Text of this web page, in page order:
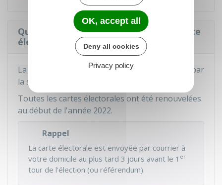
Quelle est la durée de validité de la carte
électorale ?
La carte est valable jusqu'à son remplacement par
la suivante.
Toutes les cartes électorales ont été renouvelées
au début de l'année 2022.
Rappel
La carte électorale est envoyée par courrier à
votre domicile au plus tard 3 jours avant le 1 er
tour de l'élection (ou référendum).
OK, accept all
Deny all cookies
Privacy policy